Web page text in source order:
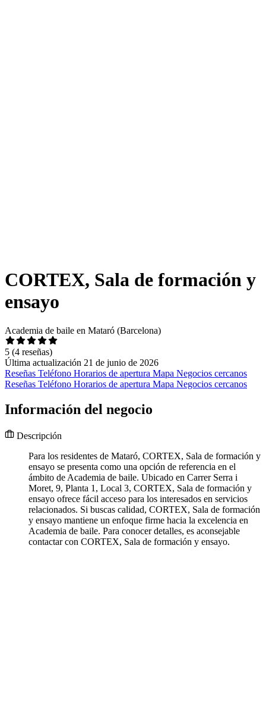
CORTEX, Sala de formación y
ensayo
Academia de baile en Mataró (Barcelona)
5 (4 reseñas)
Última actualización 21 de junio de 2026
Reseñas Teléfono Horarios de apertura Mapa Negocios cercanos
Reseñas Teléfono Horarios de apertura Mapa Negocios cercanos
Información del negocio
Descripción
Para los residentes de Mataró, CORTEX, Sala de formación y
ensayo se presenta como una opción de referencia en el
ámbito de Academia de baile. Ubicado en Carrer Serra i
Moret, 9, Planta 1, Local 3, CORTEX, Sala de formación y
ensayo ofrece fácil acceso para los interesados en servicios
relacionados. Si buscas calidad, CORTEX, Sala de formación
y ensayo mantiene un enfoque firme hacia la excelencia en
Academia de baile. Para conocer detalles, es aconsejable
contactar con CORTEX, Sala de formación y ensayo.